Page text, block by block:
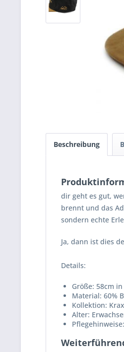
Beschreibung
dir geht es gut,
brennt und das
sondern echte
Ja, dann ist dies
Details:
Größe: 58cm
Material: 60%
Kollektion:
Alter: